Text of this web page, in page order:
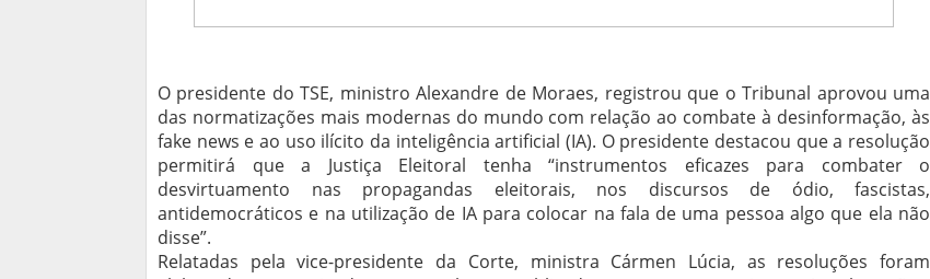
O presidente do TSE, ministro Alexandre de Moraes, registrou que o Tribunal aprovou uma
das normatizações mais modernas do mundo com relação ao combate à desinformação, às
fake news e ao uso ilícito da inteligência artificial (IA). O presidente destacou que a resolução
permitirá que a Justiça Eleitoral tenha “instrumentos eficazes para combater o
desvirtuamento nas propagandas eleitorais, nos discursos de ódio, fascistas,
antidemocráticos e na utilização de IA para colocar na fala de uma pessoa algo que ela não
disse”.
Relatadas pela vice-presidente da Corte, ministra Cármen Lúcia, as resoluções foram